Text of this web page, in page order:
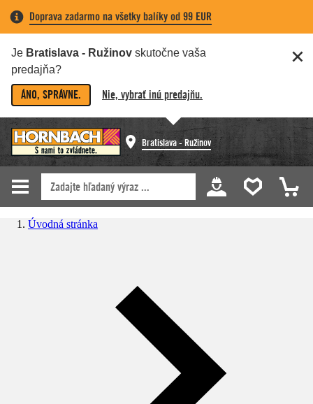
Doprava zadarmo na všetky balíky od 99 EUR
Je Bratislava - Ružinov skutočne vaša
predajňa?
ÁNO, SPRÁVNE. Nie, vybrať inú predajňu.
Bratislava - Ružinov
Úvodná stránka